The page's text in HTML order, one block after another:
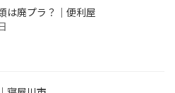
は廃プラ？｜便利屋